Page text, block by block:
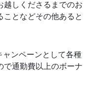
越しくださるまでのお
ことなどその他あると
ンペーンとして各種
で通勤費以上のボーナ